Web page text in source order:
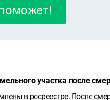
участка после
в росреестре. После